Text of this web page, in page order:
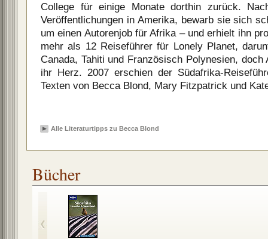
College für einige Monate dorthin zurück.
Veröffentlichungen in Amerika, bewarb sie sich
um einen Autorenjob für Afrika – und erhielt ihn
mehr als 12 Reiseführer für Lonely Planet,
Canada, Tahiti und Französisch Polynesien,
ihr Herz. 2007 erschien der Südafrika-
Texten von Becca Blond, Mary Fitzpatrick und
Alle Literaturtipps zu Becca Blond
Bücher